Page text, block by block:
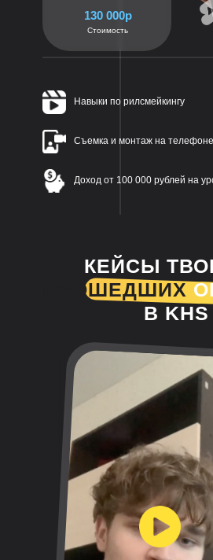
130 000р
Стоимость
Доход от 100 000 рублей на
Съемка и монтаж на телефоне
Навыки по рилсмейкингу
КЕЙСЫ
ПРОШЕДШИХ
В KHS